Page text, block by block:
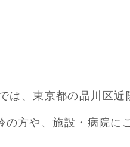
は、東京都の品川区近
の方や、施設・病院に